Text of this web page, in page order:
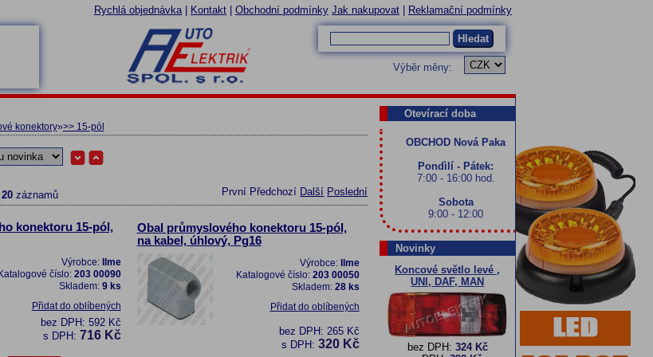
Rychlá objednávka Kontakt Obchodní podmínky Jak nakupovat Reklamační podmínky
Hledat
Výběr měny:
konektory»>> 15-pól
20záznamů První Předchozí Další Poslední
konektoru 15-pól,
Výrobce:
Ilme
Katalogové číslo: 203 00090
Skladem: 9 ks
Přidat do oblíbených
bez DPH: 592 Kč
s DPH: 716 Kč
Obal průmyslového konektoru 15-pól,
na kabel, úhlový, Pg16
Výrobce:
Ilme
Katalogové číslo: 203 00050
Skladem: 28 ks
Přidat do oblíbených
bez DPH: 265 Kč
s DPH: 320 Kč
Otevírací doba
OBCHOD Nová Paka
Pondìlí - Pátek:
7:00 - 16:00 hod.
Sobota
9:00 - 12:00
Novinky
Koncové světlo levé ,
UNI, DAF, MAN
bez DPH: 324 Kč